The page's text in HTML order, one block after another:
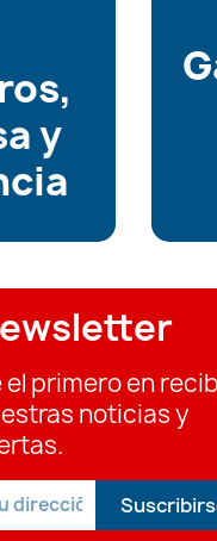
y
el primero en
noticias y